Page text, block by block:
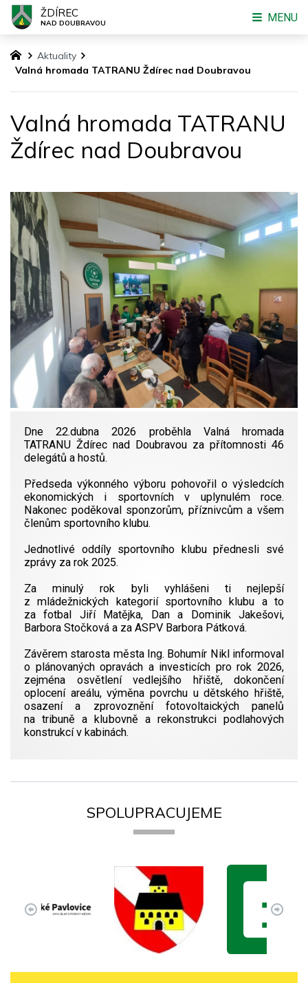
Aktuality
Valná hromada TATRANU Ždírec nad Doubravou
Valná hromada TATRANU
Ždírec nad Doubravou
Dne 22.dubna 2026 proběhla Valná hromada
TATRANU Ždírec nad Doubravou za přítomnosti 46
delegátů a hostů.
Předseda výkonného výboru pohovořil o výsledcích
ekonomických i sportovních v uplynulém roce.
Nakonec poděkoval sponzorům, příznivcům a všem
členům sportovního klubu.
Jednotlivé oddíly sportovního klubu přednesli své
zprávy za rok 2025.
Za minulý rok byli vyhlášeni ti nejlepší
z mládežnických kategorií sportovního klubu a to
za fotbal Jiří Matějka, Dan a Dominik Jakešovi,
Barbora Stočková a za ASPV Barbora Pátková.
Závěrem starosta města Ing. Bohumír Nikl informoval
o plánovaných opravách a investicích pro rok 2026,
zejména osvětlení vedlejšího hřiště, dokončení
oplocení areálu, výměna povrchu u dětského hřiště,
osazení a zprovoznění fotovoltaických panelů
na tribuně a klubovně a rekonstrukci podlahových
konstrukcí v kabinách.
SPOLUPRACUJEME
ŽDÍREC
NAD DOUBRAVOU MENU